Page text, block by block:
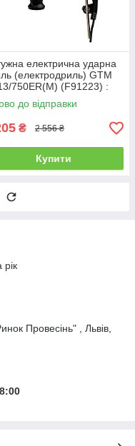
електрична ударна
(електродриль) GTM
750ER(M) (F91223) :
Вт, 3200 об/хв, вага 2.3 кг
до відправки
₴ 2 556 ₴
Купити
рік
Провесінь" , Львів,